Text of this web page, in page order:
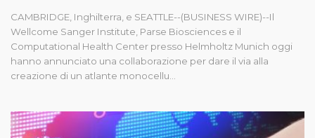
CAMBRIDGE, Inghilterra, e SEATTLE--(BUSINESS WIRE)--Il
Wellcome Sanger Institute, Parse Biosciences e il
Computational Health Center presso Helmholtz Munich oggi
hanno annunciato una collaborazione per dare il via alla
creazione di un atlante monocellu...